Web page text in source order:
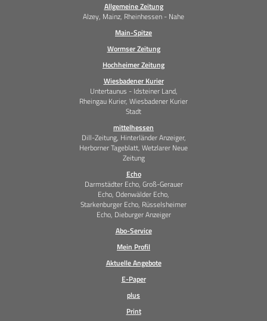
Allgemeine Zeitung
Alzey, Mainz, Rheinhessen - Nahe
Main-Spitze
Wormser Zeitung
Hochheimer Zeitung
Wiesbadener Kurier
Untertaunus - Idsteiner Land,
Rheingau Kurier, Wiesbadener Kurier
Stadt
mittelhessen
Dill-Zeitung, Hinterländer Anzeiger,
Herborner Tageblatt, Wetzlarer Neue
Zeitung
Echo
Darmstädter Echo, Groß-Gerauer
Echo, Odenwälder Echo,
Starkenburger Echo, Rüsselsheimer
Echo, Dieburger Anzeiger
Abo-Service
Mein Profil
Aktuelle Angebote
E-Paper
plus
Print